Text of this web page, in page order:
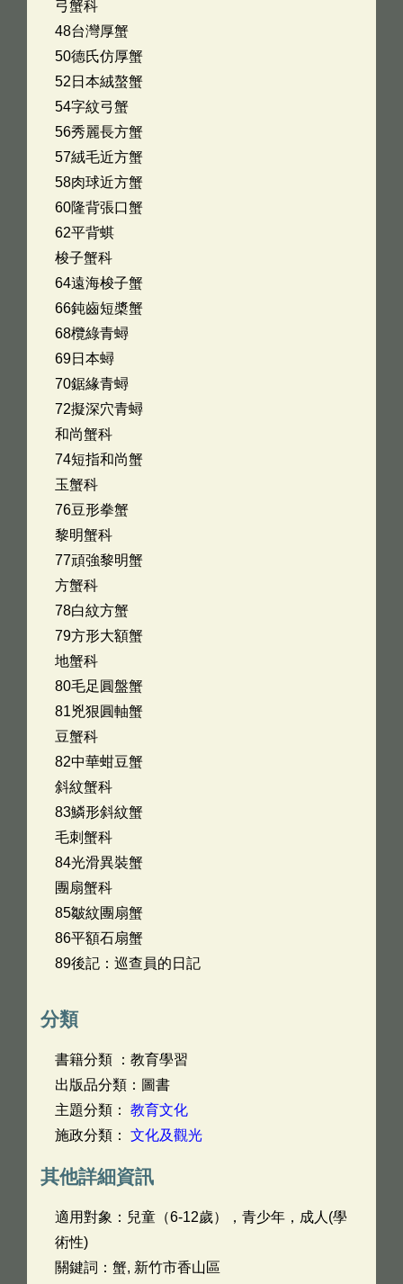
弓蟹科
48台灣厚蟹
50德氏仿厚蟹
52日本絨螯蟹
54字紋弓蟹
56秀麗長方蟹
57絨毛近方蟹
58肉球近方蟹
60隆背張口蟹
62平背蜞
梭子蟹科
64遠海梭子蟹
66鈍齒短槳蟹
68欖綠青蟳
69日本蟳
70鋸緣青蟳
72擬深穴青蟳
和尚蟹科
74短指和尚蟹
玉蟹科
76豆形拳蟹
黎明蟹科
77頑強黎明蟹
方蟹科
78白紋方蟹
79方形大額蟹
地蟹科
80毛足圓盤蟹
81兇狠圓軸蟹
豆蟹科
82中華蚶豆蟹
斜紋蟹科
83鱗形斜紋蟹
毛刺蟹科
84光滑異裝蟹
團扇蟹科
85皺紋團扇蟹
86平額石扇蟹
89後記：巡查員的日記
分類
書籍分類 ：教育學習
出版品分類：圖書
主題分類： 教育文化
施政分類： 文化及觀光
其他詳細資訊
適用對象：兒童（6-12歲），青少年，成人(學
術性)
關鍵詞：蟹, 新竹市香山區